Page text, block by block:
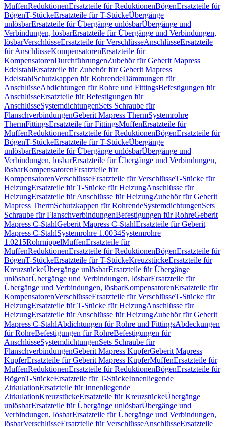
MuffenReduktionenErsatzteile für ReduktionenBögenErsatzteile für
BögenT-StückeErsatzteile für T-StückeÜbergänge
unlösbarErsatzteile für Übergänge unlösbarÜbergänge und
Verbindungen, lösbarErsatzteile für Übergänge und Verbindungen,
lösbarVerschlüsseErsatzteile für VerschlüsseAnschlüsseErsatzteile
für AnschlüsseKompensatorenErsatzteile für
KompensatorenDurchführungenZubehör für Geberit Mapress
EdelstahlErsatzteile für Zubehör für Geberit Mapress
EdelstahlSchutzkappen für RohrendeDämmungen für
AnschlüsseAbdichtungen für Rohre und FittingsBefestigungen für
AnschlüsseErsatzteile für Befestigungen für
AnschlüsseSystemdichtungenSets Schraube für
FlanschverbindungenGeberit Mapress ThermSystemrohre
ThermFittingsErsatzteile für FittingsMuffenErsatzteile für
MuffenReduktionenErsatzteile für ReduktionenBögenErsatzteile für
BögenT-StückeErsatzteile für T-StückeÜbergänge
unlösbarErsatzteile für Übergänge unlösbarÜbergänge und
Verbindungen, lösbarErsatzteile für Übergänge und Verbindungen,
lösbarKompensatorenErsatzteile für
KompensatorenVerschlüsseErsatzteile für VerschlüsseT-Stücke für
HeizungErsatzteile für T-Stücke für HeizungAnschlüsse für
HeizungErsatzteile für Anschlüsse für HeizungZubehör für Geberit
Mapress ThermSchutzkappen für RohrendeSystemdichtungenSets
Schraube für FlanschverbindungenBefestigungen für RohreGeberit
Mapress C-StahlGeberit Mapress C-StahlErsatzteile für Geberit
Mapress C-StahlSystemrohre 1.0034Systemrohre
1.0215RohrnippelMuffenErsatzteile für
MuffenReduktionenErsatzteile für ReduktionenBögenErsatzteile für
BögenT-StückeErsatzteile für T-StückeKreuzstückeErsatzteile für
KreuzstückeÜbergänge unlösbarErsatzteile für Übergänge
unlösbarÜbergänge und Verbindungen, lösbarErsatzteile für
Übergänge und Verbindungen, lösbarKompensatorenErsatzteile für
KompensatorenVerschlüsseErsatzteile für VerschlüsseT-Stücke für
HeizungErsatzteile für T-Stücke für HeizungAnschlüsse für
HeizungErsatzteile für Anschlüsse für HeizungZubehör für Geberit
Mapress C-StahlAbdichtungen für Rohre und FittingsAbdeckungen
für RohreBefestigungen für RohreBefestigungen für
AnschlüsseSystemdichtungenSets Schraube für
FlanschverbindungenGeberit Mapress KupferGeberit Mapress
KupferErsatzteile für Geberit Mapress KupferMuffenErsatzteile für
MuffenReduktionenErsatzteile für ReduktionenBögenErsatzteile für
BögenT-StückeErsatzteile für T-StückeInnenliegende
ZirkulationErsatzteile für Innenliegende
ZirkulationKreuzstückeErsatzteile für KreuzstückeÜbergänge
unlösbarErsatzteile für Übergänge unlösbarÜbergänge und
Verbindungen, lösbarErsatzteile für Übergänge und Verbindungen,
lösbarVerschlüsseErsatzteile für VerschlüsseAnschlüsseErsatzteile